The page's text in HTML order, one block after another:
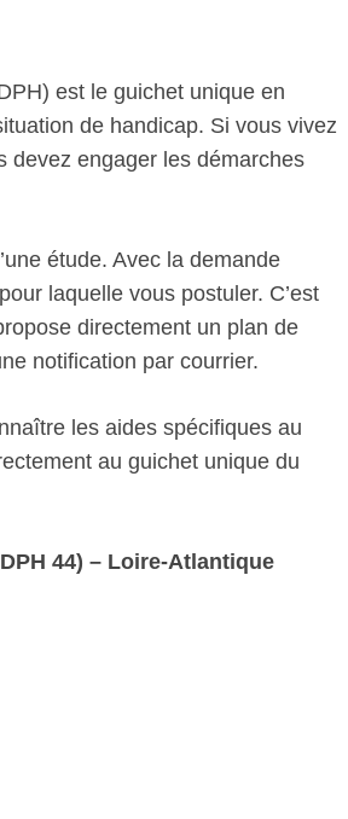
est le guichet unique en
de handicap. Si vous vivez
devez engager les démarches
étude. Avec la demande
laquelle vous postuler. C’est
directement un plan de
notification par courrier.
les aides spécifiques au
au guichet unique du
44) – Loire-Atlantique